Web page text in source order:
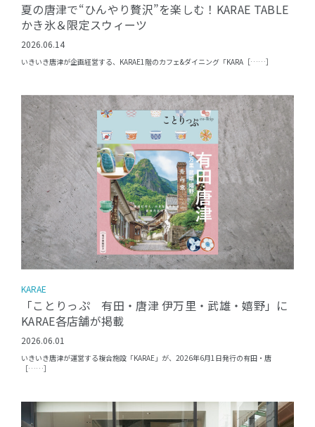
夏の唐津で“ひんやり贅沢”を楽しむ！KARAE TABLE
かき氷＆限定スウィーツ
2026.06.14
いきいき唐津が企画経営する、KARAE1階のカフェ&ダイニング「KARA［……］
KARAE
「ことりっぷ 有田・唐津 伊万里・武雄・嬉野」に
KARAE各店舗が掲載
2026.06.01
いきいき唐津が運営する複合施設「KARAE」が、2026年6月1日発行の有田・唐
［……］